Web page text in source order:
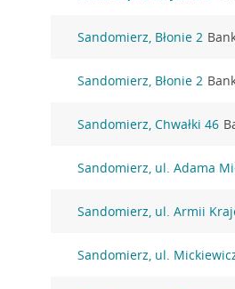
Sandomierz, Błonie 2
Sandomierz, Błonie 2
Sandomierz, Chwałki 46
Sandomierz, ul. Adama
Sandomierz, ul. Armii
Sandomierz, ul.